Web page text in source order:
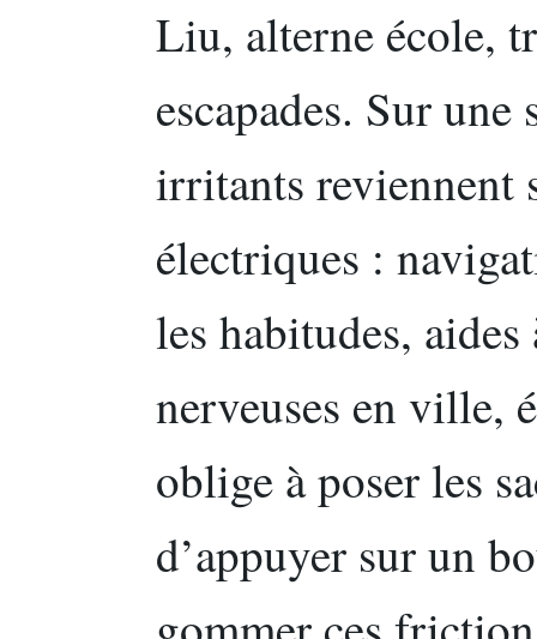
Liu, alterne école,
escapades. Sur une
irritants reviennent
électriques :
les habitudes,
nerveuses en ville,
oblige à poser les
d’appuyer sur un